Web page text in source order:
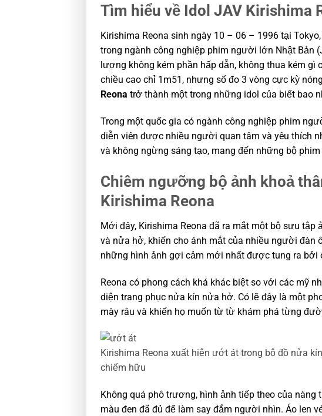
Tìm hiểu về Idol JAV Kirishima
Kirishima Reona sinh ngày 10 – 06 – 1996 tại
trong ngành công nghiệp phim người lớn Nhật Bản
lượng không kém phần hấp dẫn, không thua kém
chiều cao chỉ 1m51, nhưng số đo 3 vòng cực kỳ
Reona trở thành một trong những idol của biết bao
Trong một quốc gia có ngành công nghiệp phim
diễn viên được nhiều người quan tâm và yêu thích
và không ngừng sáng tạo, mang đến những bộ
Chiêm ngưỡng bộ ảnh khoả
Kirishima Reona
Mới đây, Kirishima Reona đã ra mắt một bộ sưu
và nửa hở, khiến cho ánh mắt của nhiều người đàn
những hình ảnh gợi cảm mới nhất được tung ra bởi
Reona có phong cách khá khác biệt so với các mỹ
diện trang phục nửa kín nửa hở. Có lẽ đây là một
mày râu và khiến họ muốn từ từ khám phá từng
Kirishima Reona xuất hiện ướt át trong bộ đồ nửa
chiếm hữu
Không quá phô trương, hình ảnh tiếp theo của
màu đen đã đủ để làm say đắm người nhìn. Áo len